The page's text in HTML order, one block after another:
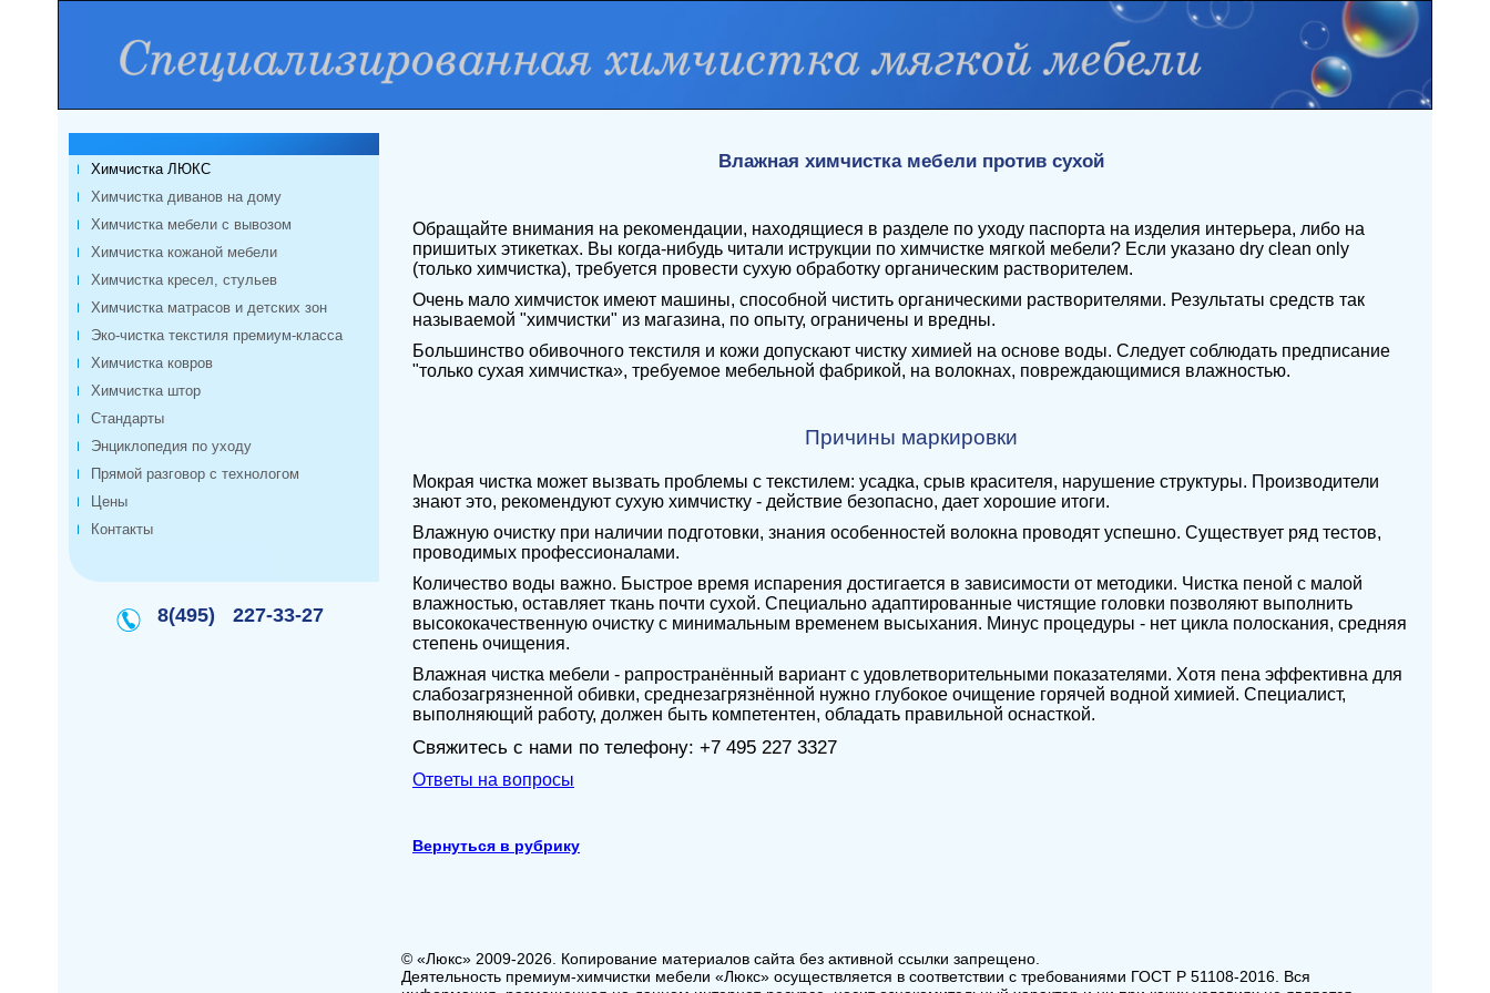
Химчистка ЛЮКС
Химчистка диванов на дому
Химчистка мебели с вывозом
Химчистка кожаной мебели
Химчистка кресел, стульев
Химчистка матрасов и детских зон
Эко-чистка текстиля премиум-класса
Химчистка ковров
Химчистка штор
Стандарты
Энциклопедия по уходу
Прямой разговор с технологом
Цены
Контакты
8(495) 227-33-27
Влажная химчистка мебели против сухой
Обращайте внимания на рекомендации, находящиеся в разделе по уходу паспорта на изделия интерьера, либо на
пришитых этикетках. Вы когда-нибудь читали иструкции по химчистке мягкой мебели? Если указано dry clean only
(только химчистка), требуется провести сухую обработку органическим растворителем.
Очень мало химчисток имеют машины, способной чистить органическими растворителями. Результаты средств так
называемой "химчистки" из магазина, по опыту, ограничены и вредны.
Большинство обивочного текстиля и кожи допускают чистку химией на основе воды. Следует соблюдать предписание
"только сухая химчистка», требуемое мебельной фабрикой, на волокнах, повреждающимися влажностью.
Причины маркировки
Мокрая чистка может вызвать проблемы с текстилем: усадка, срыв красителя, нарушение структуры. Производители
знают это, рекомендуют сухую химчистку - действие безопасно, дает хорошие итоги.
Влажную очистку при наличии подготовки, знания особенностей волокна проводят успешно. Существует ряд тестов,
проводимых профессионалами.
Количество воды важно. Быстрое время испарения достигается в зависимости от методики. Чистка пеной с малой
влажностью, оставляет ткань почти сухой. Специально адаптированные чистящие головки позволяют выполнить
высококачественную очистку с минимальным временем высыхания. Минус процедуры - нет цикла полоскания, средняя
степень очищения.
Влажная чистка мебели - рапространённый вариант с удовлетворительными показателями. Хотя пена эффективна для
слабозагрязненной обивки, среднезагрязнённой нужно глубокое очищение горячей водной химией. Специалист,
выполняющий работу, должен быть компетентен, обладать правильной оснасткой.
Свяжитесь с нами по телефону: +7 495 227 3327
Ответы на вопросы
Вернуться в рубрику
© «Люкс» 2009-2026. Копирование материалов сайта без активной ссылки запрещено.
Деятельность премиум-химчистки мебели «Люкс» осуществляется в соответствии с требованиями ГОСТ Р 51108-2016. Вся